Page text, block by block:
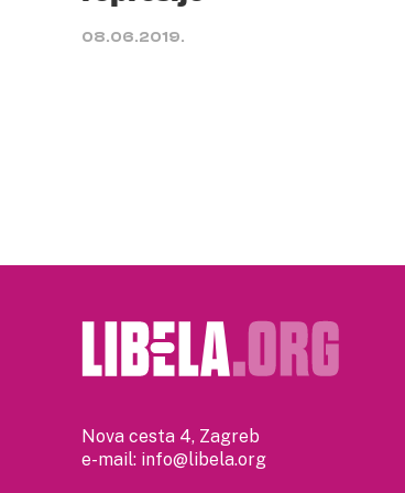
08.06.2019.
Nova cesta 4, Zagreb
e-mail: info@libela.org